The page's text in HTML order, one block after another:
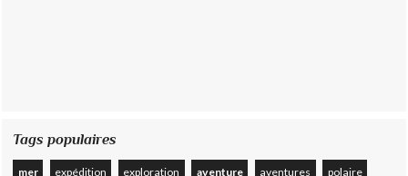
Tags populaires
mer expédition exploration aventure aventures polaire